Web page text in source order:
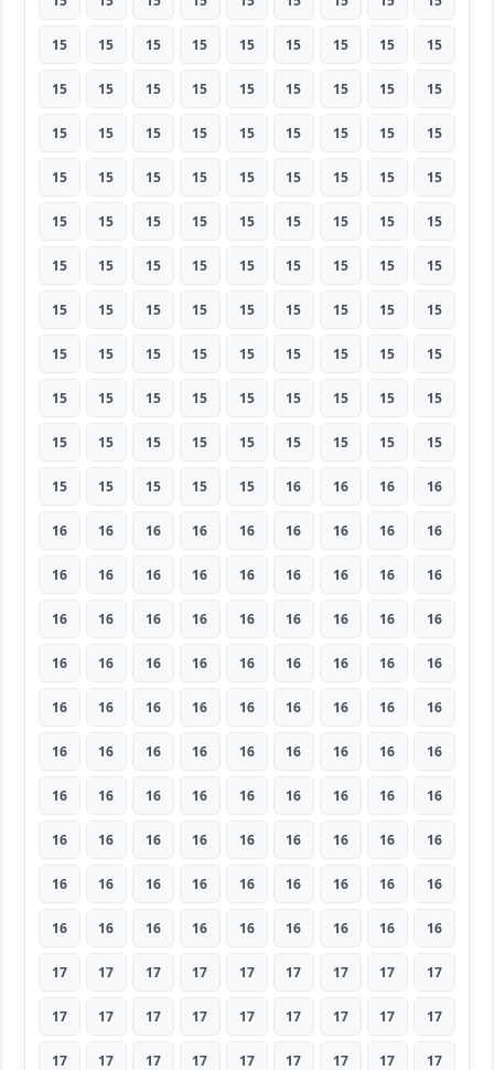
15 15 15 15 15 15 15 15 15
15 15 15 15 15 15 15 15 15
15 15 15 15 15 15 15 15 15
15 15 15 15 15 15 15 15 15
15 15 15 15 15 15 15 15 15
15 15 15 15 15 15 15 15 15
15 15 15 15 15 15 15 15 15
15 15 15 15 15 15 15 15 15
15 15 15 15 15 15 15 15 15
15 15 15 15 15 15 15 15 15
15 15 15 15 15 16 16 16 16
16 16 16 16 16 16 16 16 16
16 16 16 16 16 16 16 16 16
16 16 16 16 16 16 16 16 16
16 16 16 16 16 16 16 16 16
16 16 16 16 16 16 16 16 16
16 16 16 16 16 16 16 16 16
16 16 16 16 16 16 16 16 16
16 16 16 16 16 16 16 16 16
16 16 16 16 16 16 16 16 16
16 16 16 16 16 16 16 16 16
17 17 17 17 17 17 17 17 17
17 17 17 17 17 17 17 17 17
17 17 17 17 17 17 17 17 17